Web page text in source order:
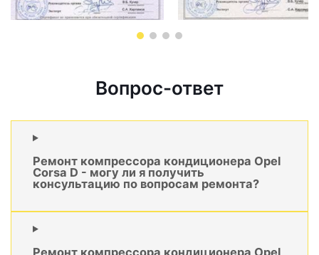
Вопрос-ответ
Ремонт компрессора кондиционера Opel
Corsa D - могу ли я получить
консультацию по вопросам ремонта?
Ремонт компрессора кондиционера Opel